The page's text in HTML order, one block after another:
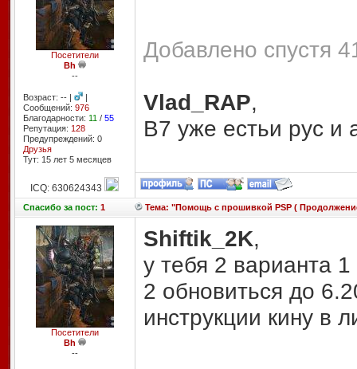
Посетители
Bh
--
Возраст: -- |
|
Сообщений: 976
Благодарности: 11 / 55
Репутация: 128
Предупреждений: 0
Друзья
Тут: 15 лет 5 месяцев
Добавлено спустя
Vlad_RAP,
В7 уже естьи рус и
ICQ: 630624343
Спасибоза пост: 1 Тема: "Помощь с прошивкой PSP (
Посетители
Bh
--
Shiftik_2K,
у тебя 2 варианта
2 обновиться до
инструкции кину в